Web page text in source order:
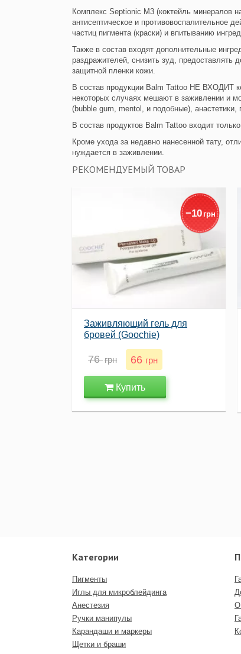
Комплекс Septionic M3 (коктейль минералов
антисептическое и противовоспалительное
частиц пигмента (краски) и впитыванию
Также в состав входят дополнительные
раздражителей, снизить зуд, предоставлять
защитной пленки кожи.
В состав продукции Balm Tattoo НЕ ВХОДИТ
некоторых случаях мешают в заживлении и
(bubble gum, mentol, и подобные),
В состав продуктов Balm Tattoo входит
Кроме ухода за недавно нанесенной тату,
нуждается в заживлении.
РЕКОМЕНДУЕМЫЙ ТОВАР
−10грн
Заживляющий гель для
бровей (Goochie)
76грн 66 грн
Купить
Категории
Пигменты
Иглы для микроблейдинга
Анестезия
Ручки манипулы
Карандаши и маркеры
Щетки и браши